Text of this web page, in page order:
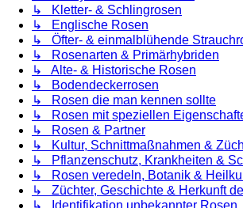
↳ Kletter- & Schlingrosen
↳ Englische Rosen
↳ Öfter- & einmalblühende
↳ Rosenarten & Primärhybriden
↳ Alte- & Historische Rosen
↳ Bodendeckerrosen
↳ Rosen die man kennen sollte
↳ Rosen mit speziellen
↳ Rosen & Partner
↳ Kultur, Schnittmaßnahmen &
↳ Pflanzenschutz, Krankheiten &
↳ Rosen veredeln, Botanik &
↳ Züchter, Geschichte & Herkunft
↳ Identifikation unbekannter Rosen